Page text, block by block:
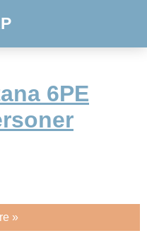
6PE
»